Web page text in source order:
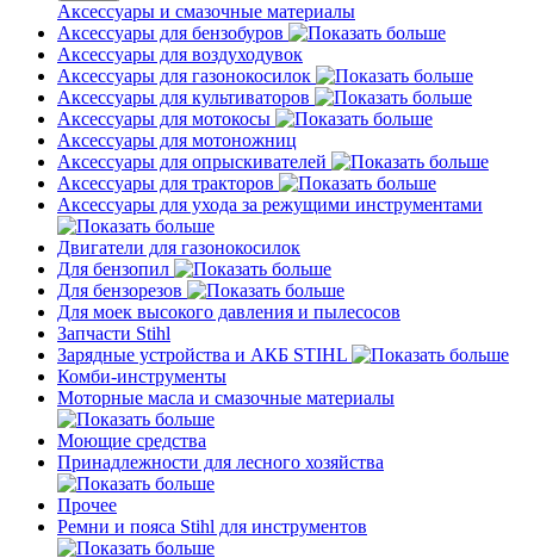
Аксессуары и смазочные материалы
Аксессуары для бензобуров
Аксессуары для воздуходувок
Аксессуары для газонокосилок
Аксессуары для культиваторов
Аксессуары для мотокосы
Аксессуары для мотоножниц
Аксессуары для опрыскивателей
Аксессуары для тракторов
Аксессуары для ухода за режущими инструментами
Двигатели для газонокосилок
Для бензопил
Для бензорезов
Для моек высокого давления и пылесосов
Запчасти Stihl
Зарядные устройства и АКБ STIHL
Комби-инструменты
Моторные масла и смазочные материалы
Моющие средства
Принадлежности для лесного хозяйства
Прочее
Ремни и пояса Stihl для инструментов